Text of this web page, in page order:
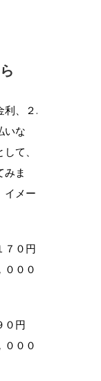
利、２.
いな
て、
みま
イメー
７０円
０００
０円
０００